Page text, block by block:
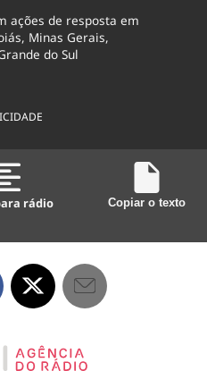
ações de resposta em
Minas Gerais,
do Sul
rádio Copiar o texto